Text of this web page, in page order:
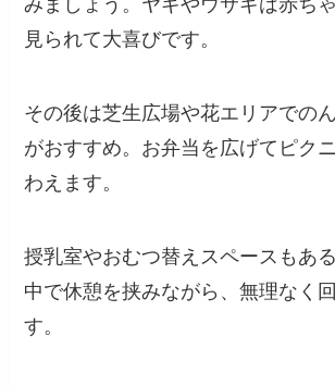
みましょう。ヤギやウサギは赤ち
見られて大喜びです。
その後は芝生広場や花エリアでの
がおすすめ。お弁当を広げてピク
わえます。
授乳室やおむつ替えスペースもあ
中で休憩を挟みながら、無理なく
す。